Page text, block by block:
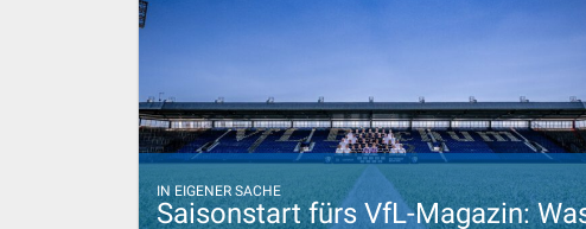
IN EIGENER SACHE
Saisonstart fürs VfL-Magazin: